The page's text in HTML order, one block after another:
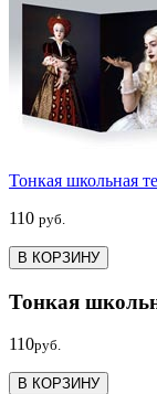
Тонкая школьная
110 руб.
В КОРЗИНУ
Тонкая
110руб.
В КОРЗИНУ